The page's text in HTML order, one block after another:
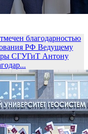
благодарностью
РФ Ведущему
СГУГиТ Антону